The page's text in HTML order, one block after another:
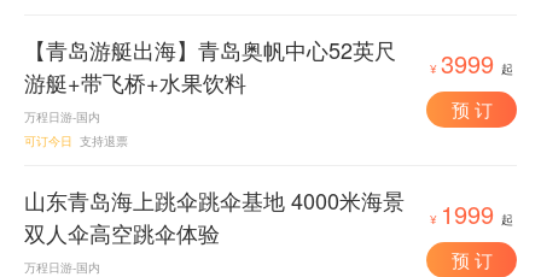
【青岛游艇出海】青岛奥帆中心52英尺
游艇+带飞桥+水果饮料
万程日游-国内
可订今日 支持退票
¥ 3999 起
预 订
山东青岛海上跳伞跳伞基地 4000米海景
双人伞高空跳伞体验
万程日游-国内
¥ 1999 起
预 订